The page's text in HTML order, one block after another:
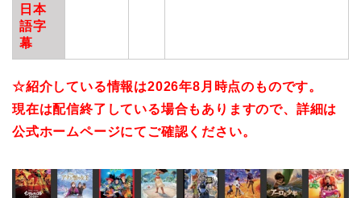
日本
語字
幕
☆紹介している情報は2026年8月時点のものです。
現在は配信終了している場合も ありますので、詳細は
公式ホームページにてご確認ください。